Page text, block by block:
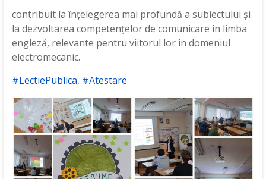
contribuit la înțelegerea mai profundă a subiectului și
la dezvoltarea competențelor de comunicare în limba
engleză, relevante pentru viitorul lor în domeniul
electromecanic.
#LectiePublica, #Atestare